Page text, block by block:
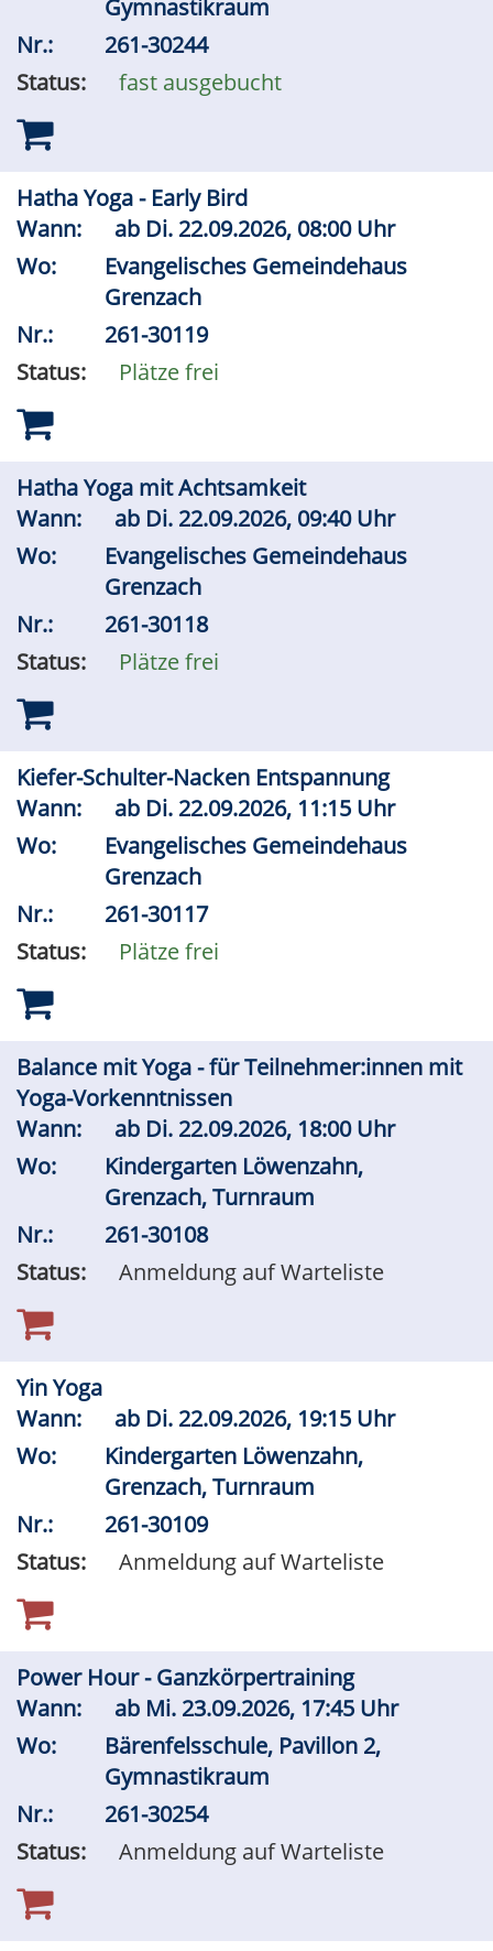
Gymnastikraum
Nr.:
261-30244
Status:
fast ausgebucht
Hatha Yoga - Early Bird
Wann:
ab Di. 22.09.2026, 08:00 Uhr
Wo:
Evangelisches Gemeindehaus
Grenzach
Nr.:
261-30119
Status:
Plätze frei
Hatha Yoga mit Achtsamkeit
Wann:
ab Di. 22.09.2026, 09:40 Uhr
Wo:
Evangelisches Gemeindehaus
Grenzach
Nr.:
261-30118
Status:
Plätze frei
Kiefer-Schulter-Nacken Entspannung
Wann:
ab Di. 22.09.2026, 11:15 Uhr
Wo:
Evangelisches Gemeindehaus
Grenzach
Nr.:
261-30117
Status:
Plätze frei
Balance mit Yoga - für Teilnehmer:innen mit
Yoga-Vorkenntnissen
Wann:
ab Di. 22.09.2026, 18:00 Uhr
Wo:
Kindergarten Löwenzahn,
Grenzach, Turnraum
Nr.:
261-30108
Status:
Anmeldung auf Warteliste
Yin Yoga
Wann:
ab Di. 22.09.2026, 19:15 Uhr
Wo:
Kindergarten Löwenzahn,
Grenzach, Turnraum
Nr.:
261-30109
Status:
Anmeldung auf Warteliste
Power Hour - Ganzkörpertraining
Wann:
ab Mi. 23.09.2026, 17:45 Uhr
Wo:
Bärenfelsschule, Pavillon 2,
Gymnastikraum
Nr.:
261-30254
Status:
Anmeldung auf Warteliste